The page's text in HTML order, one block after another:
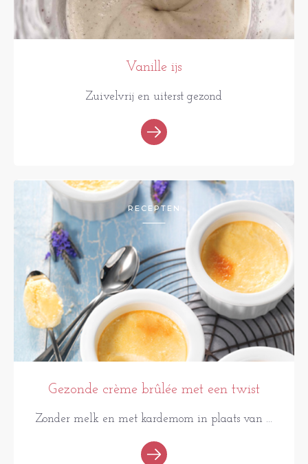
Vanille ijs
Zuivelvrij en uiterst gezond
RECEPTEN
Gezonde crème brûlée met een twist
Zonder melk en met kardemom in plaats van ...